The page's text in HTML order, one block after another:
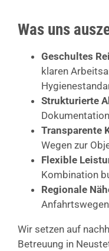
Was uns
Geschultes
klaren
Strukturierte
Transparente
Wegen zur
Flexible
Kombination
Regionale
Wir setzen auf
Betreuung in